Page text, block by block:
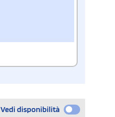
Vedi disponibilità